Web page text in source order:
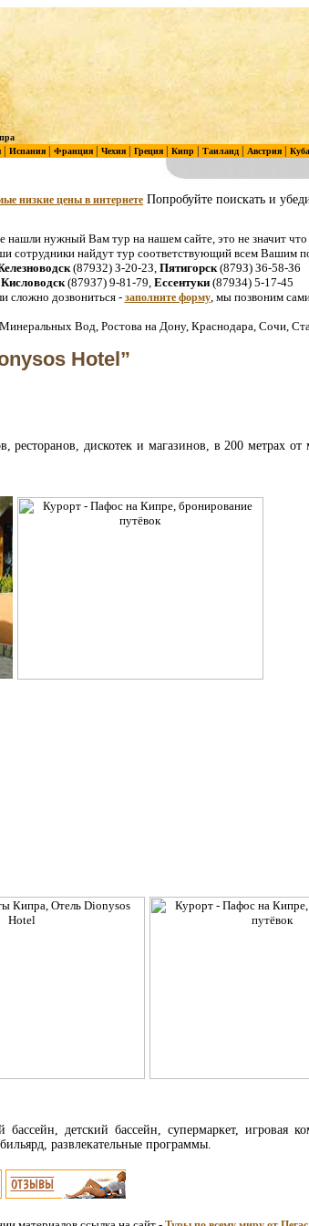
| Испания| Франция| Чехия| Греция| Кипр| Таиланд| Австрия| Куба
низкие цены в интернете Попробуйте поискать и
нашли нужный Вам тур на нашем сайте, это не значит что
сотрудники найдут тур соответствующий всем Вашим
(879З2) З-20-2З, Пятигорск(879З) З6-58-З6
Кисловодск(879З7) 9-81-79, Ессентуки(879З4) 5-17-45
сложно дозвониться - заполните форму, мы позвоним
Вод, Ростова на Дону, Краснодара, Сочи,
Hotel”
ресторанов, дискотек и магазинов, в 200 метрах
детский бассейн, супермаркет, игровая
развлекательные программы.